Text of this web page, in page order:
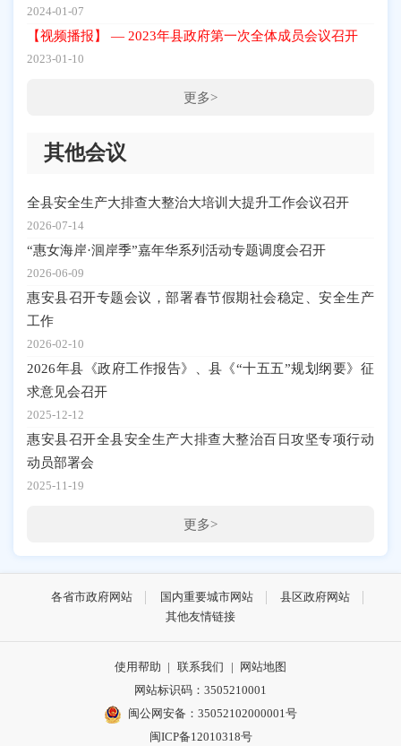
2024-01-07
【视频播报】 — 2023年县政府第一次全体成员会议召开
2023-01-10
更多>
其他会议
全县安全生产大排查大整治大培训大提升工作会议召开
2026-07-14
“惠女海岸·洄岸季”嘉年华系列活动专题调度会召开
2026-06-09
惠安县召开专题会议，部署春节假期社会稳定、安全生产
工作
2026-02-10
2026年县《政府工作报告》、县《“十五五”规划纲要》征
求意见会召开
2025-12-12
惠安县召开全县安全生产大排查大整治百日攻坚专项行动
动员部署会
2025-11-19
更多>
各省市政府网站 国内重要城市网站
县区政府网站
其他友情链接
使用帮助 | 联系我们 |
网站地图
网站标识码：3505210001
闽公网安备：35052102000001号
闽ICP备12010318号